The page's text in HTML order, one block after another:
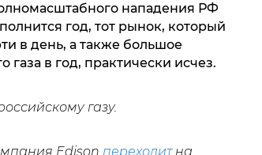
нападения РФ
год, тот рынок, который
в день, а также большое
в год, практически исчез.
газу.
Edison переходитна